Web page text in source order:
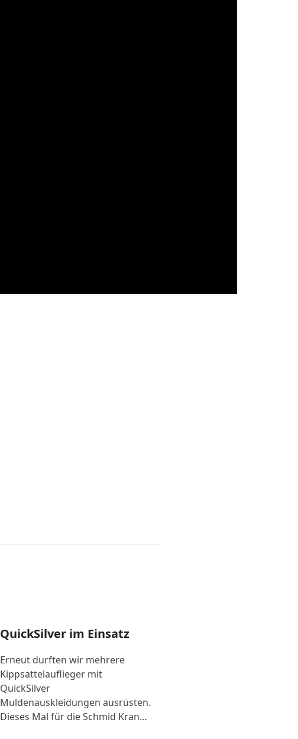
QuickSilver im Einsatz
Erneut durften wir mehrere
Kippsattelauflieger mit
QuickSilver
Muldenauskleidungen ausrüsten.
Dieses Mal für die Schmid Kran…